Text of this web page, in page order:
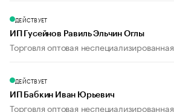
ДЕЙСТВУЕТ
ИП Гусейнов Равиль Эльчин Оглы
Торговля оптовая неспециализированная
ДЕЙСТВУЕТ
ИП Бабкин Иван Юрьевич
Торговля оптовая неспециализированная